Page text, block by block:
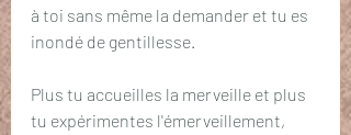
à toi sans même la demander et tu es
inondé de gentillesse.
Plus tu accueilles la merveille et plus
tu expérimentes l'émerveillement,